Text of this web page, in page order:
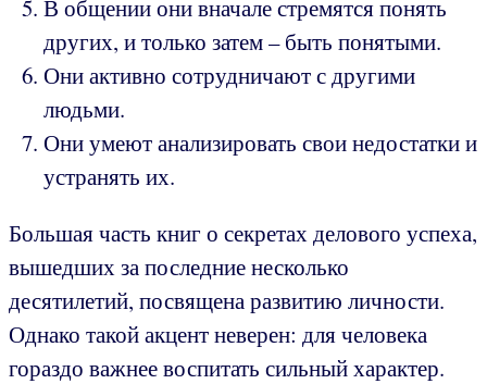
В общении они вначале стремятся понять
других, и только затем – быть понятыми.
Они активно сотрудничают с другими
людьми.
Они умеют анализировать свои недостатки и
устранять их.
Большая часть книг о секретах делового успеха,
вышедших за последние несколько
десятилетий, посвящена развитию личности.
Однако такой акцент неверен: для человека
гораздо важнее воспитать сильный характер.